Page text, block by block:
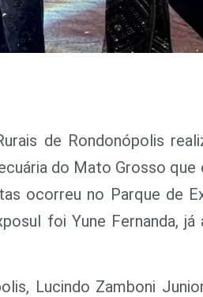
de Rondonópolis
do Mato Grosso que
ocorreu no Parque de
foi Yune Fernanda,
Lucindo Zamboni